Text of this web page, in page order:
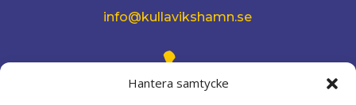
Hantera samtycke
info@kullavikshamn.se
